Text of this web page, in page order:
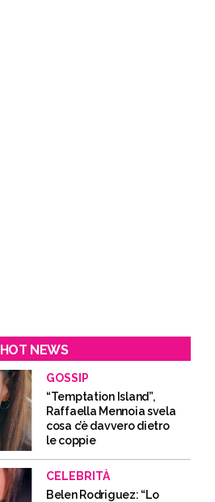
HOT NEWS
GOSSIP
“Temptation Island”,
Raffaella Mennoia svela
cosa c’è davvero dietro
le coppie
CELEBRITÀ
Belen Rodriguez: “Lo